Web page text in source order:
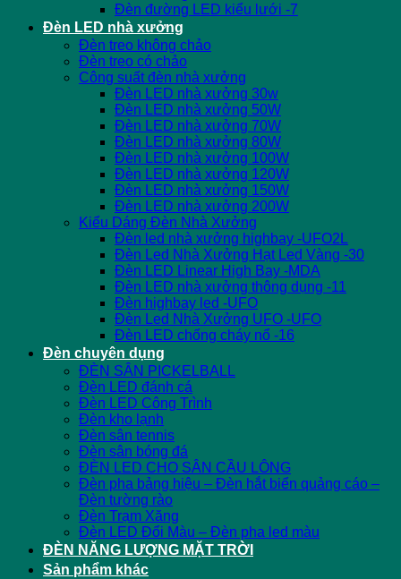
Đèn đường LED kiểu lưới -7
Đèn LED nhà xưởng
Đèn treo không chảo
Đèn treo có chảo
Công suất đèn nhà xưởng
Đèn LED nhà xưởng 30w
Đèn LED nhà xưởng 50W
Đèn LED nhà xưởng 70W
Đèn LED nhà xưởng 80W
Đèn LED nhà xưởng 100W
Đèn LED nhà xưởng 120W
Đèn LED nhà xưởng 150W
Đèn LED nhà xưởng 200W
Kiểu Dáng Đèn Nhà Xưởng
Đèn led nhà xưởng highbay -UFO2L
Đèn Led Nhà Xưởng Hạt Led Vàng -30
Đèn LED Linear High Bay -MDA
Đèn LED nhà xưởng thông dụng -11
Đèn highbay led -UFO
Đèn Led Nhà Xưởng UFO -UFO
Đèn LED chống cháy nổ -16
Đèn chuyên dụng
ĐÈN SÂN PICKELBALL
Đèn LED đánh cá
Đèn LED Công Trình
Đèn kho lạnh
Đèn sân tennis
Đèn sân bóng đá
ĐÈN LED CHO SÂN CẦU LÔNG
Đèn pha bảng hiệu – Đèn hắt biển quảng cáo –
Đèn tường rào
Đèn Trạm Xăng
Đèn LED Đổi Màu – Đèn pha led màu
ĐÈN NĂNG LƯỢNG MẶT TRỜI
Sản phẩm khác